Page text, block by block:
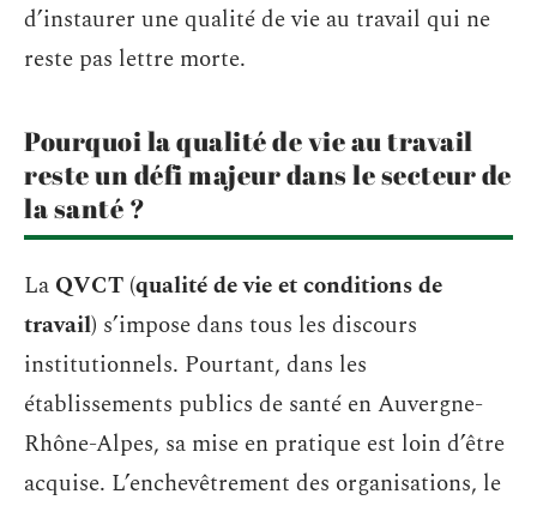
d’instaurer une qualité de vie au travail qui ne
reste pas lettre morte.
Pourquoi la qualité de vie au travail
reste un défi majeur dans le secteur de
la santé ?
La QVCT (qualité de vie et conditions de
travail) s’impose dans tous les discours
institutionnels. Pourtant, dans les
établissements publics de santé en Auvergne-
Rhône-Alpes, sa mise en pratique est loin d’être
acquise. L’enchevêtrement des organisations, le